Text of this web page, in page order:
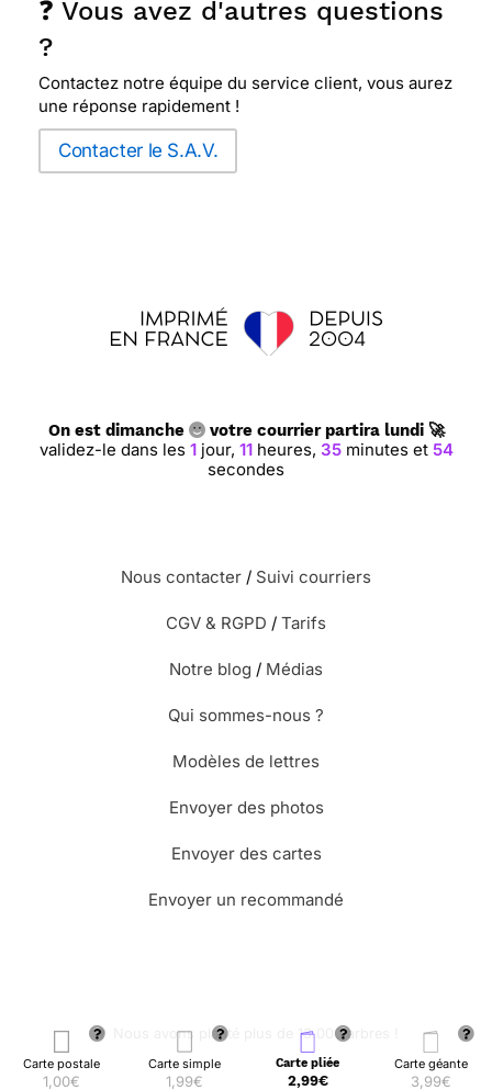
Carte postale
1,00€
Carte simple
1,99€
Carte pliée
2,99€
Carte géante
3,99€
❓ Vous avez d'autres questions
?
Contactez notre équipe du service client, vous aurez
une réponse rapidement !
Contacter le S.A.V.
On est dimanche votre courrier partira lundi 🚀
validez-le dans les 1jour, 11heures, 35minutes et 54
secondes
Nous contacter / Suivi courriers
CGV & RGPD / Tarifs
Notre blog / Médias
Qui sommes-nous ?
Modèles de lettres
Envoyer des photos
Envoyer des cartes
Envoyer un recommandé
🌳 Nous avons planté plus de 13.000 arbres !